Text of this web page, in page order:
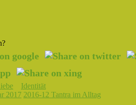
Identität
2017 2016-12 Tantra im Alltag